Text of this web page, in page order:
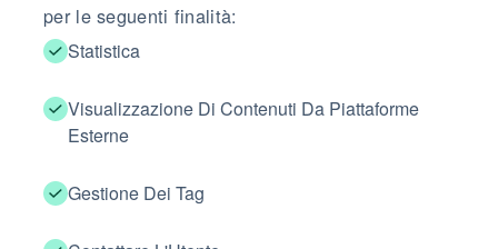
per le seguenti finalità:
Statistica
Visualizzazione Di Contenuti Da Piattaforme
Esterne
Gestione Dei Tag